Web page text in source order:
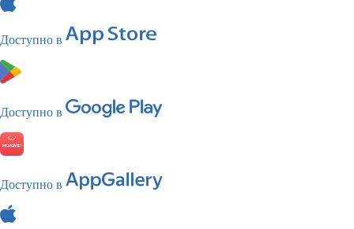
Доступно в
Доступно в
Доступно в